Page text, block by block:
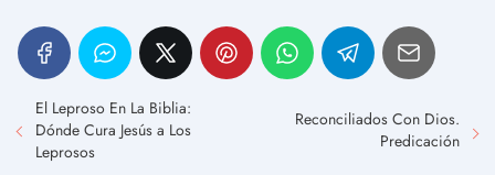
El Leproso En La Biblia:
Dónde Cura Jesús a Los
Leprosos
Reconciliados Con Dios.
Predicación